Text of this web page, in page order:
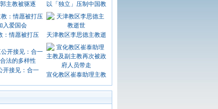
主教被驱逐 以「独立」压制中国教
：情愿被打压 天津教区李思德主教逝
开接见：合一
宣化教区崔泰助理主教